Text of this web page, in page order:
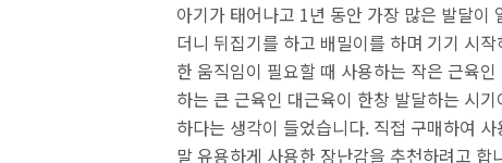
아기가 태어나고 1년 동안 가장 많은 발달이
더니 뒤집기를 하고 배밀이를 하며 기기 시
한 움직임이 필요할 때 사용하는 작은 근육
하는 큰 근육인 대근육이 한창 발달하는 시
하다는 생각이 들었습니다. 직접 구매하여
말 유용하게 사용한 장난감을 추천하려고 합